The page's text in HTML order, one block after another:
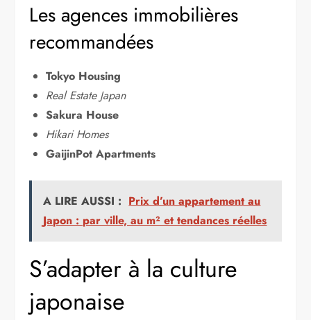
Les agences immobilières
recommandées
Tokyo Housing
Real Estate Japan
Sakura House
Hikari Homes
GaijinPot Apartments
A LIRE AUSSI : Prix d’un appartement au
Japon : par ville, au m² et tendances réelles
S’adapter à la culture
japonaise